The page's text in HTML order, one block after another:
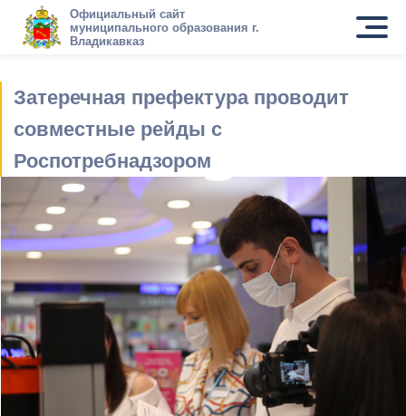
Официальный сайт
муниципального образования г.
Владикавказ
Затеречная префектура проводит
совместные рейды с
Роспотребнадзором